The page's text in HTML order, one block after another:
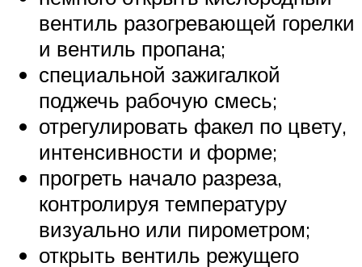
вентиль разогревающей горелки
и вентиль пропана;
специальной зажигалкой
поджечь рабочую смесь;
отрегулировать факел по цвету,
интенсивности и форме;
прогреть начало разреза,
контролируя температуру
визуально или пирометром;
открыть вентиль режущего